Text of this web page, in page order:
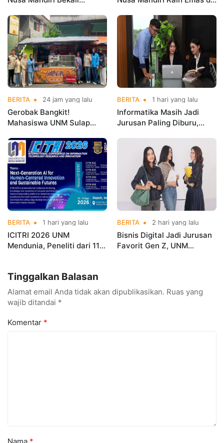
Kerja Sebelum Lulus
Indonesia Open
Championships 2026
BERITA 24 jam yang lalu
Gerobak Bangkit!
Mahasiswa UNM Sulap
Menarik dan Laris
BERITA 1 hari yang lalu
Informatika Masih Jadi
Jurusan Paling Diburu,
hingga Cyber Security
BERITA 1 hari yang lalu
ICITRI 2026 UNM
Mendunia, Peneliti dari 11
BERITA 2 hari yang lalu
Bisnis Digital Jadi Jurusan
Favorit Gen Z, UNM
Tinggalkan Balasan
Alamat email Anda tidak akan dipublikasikan. Ruas yang
wajib ditandai *
Komentar *
Nama *